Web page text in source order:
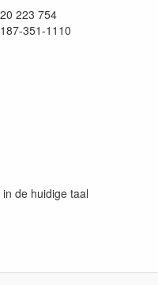
20 223 754
187-351-1110
de huidige taal